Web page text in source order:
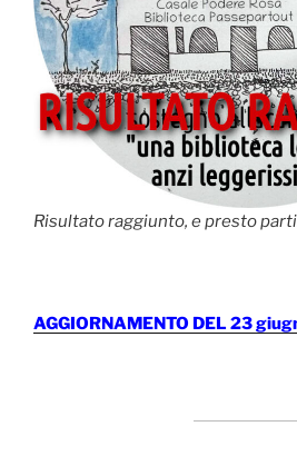
Risultato raggiunto, e presto
AGGIORNAMENTO DEL 23